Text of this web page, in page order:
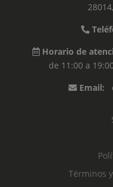
Horario de
de 11:00 a
Email:
Términos